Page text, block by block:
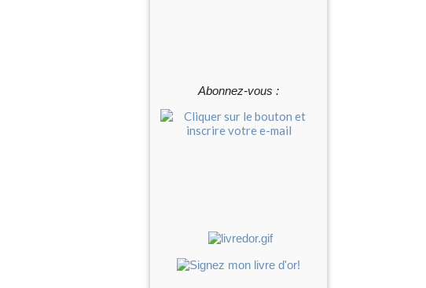
Abonnez-vous :